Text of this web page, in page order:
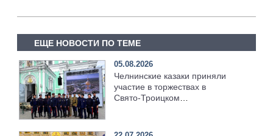
ЕЩЕ НОВОСТИ ПО ТЕМЕ
05.08.2026
Челнинские казаки приняли
участие в торжествах в
Свято‑Троицком